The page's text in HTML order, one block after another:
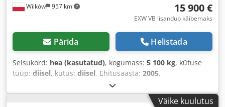
Wilków 957 km 15 900 €
EXW VB lisandub käibemaks
Pärida Helistada
Seisukord: hea (kasutatud), kogumass: 5 100 kg, kütuse
tüüp: diisel, kütus: diisel, Ehitusaasta: 2005,
Väike kuulutus